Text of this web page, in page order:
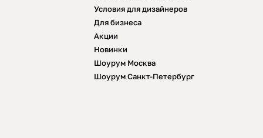
Условия для дизайнеров
Для бизнеса
Акции
Новинки
Шоурум Москва
Шоурум Санкт-Петербург